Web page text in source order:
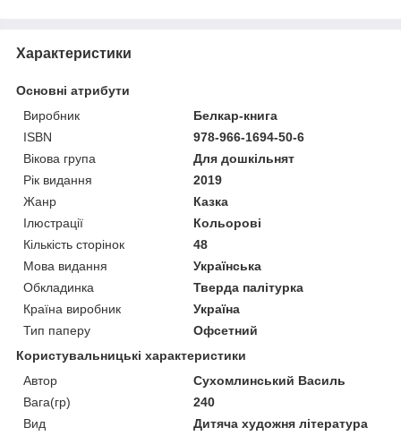
Характеристики
Основні атрибути
Виробник
Белкар-книга
ISBN
978-966-1694-50-6
Вікова група
Для дошкільнят
Рік видання
2019
Жанр
Казка
Ілюстрації
Кольорові
Кількість сторінок
48
Мова видання
Українська
Обкладинка
Тверда палітурка
Країна виробник
Україна
Тип паперу
Офсетний
Користувальницькі характеристики
Автор
Сухомлинський Василь
Вага(гр)
240
Вид
Дитяча художня література